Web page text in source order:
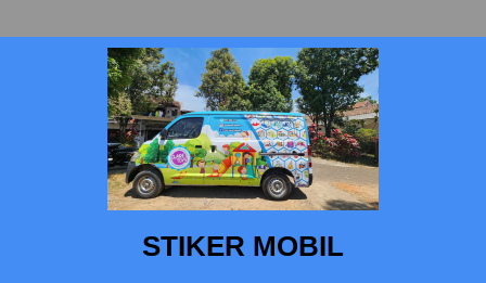
STIKER MOBIL